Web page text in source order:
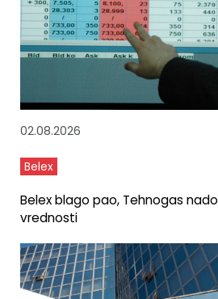
02.08.2026
Belex
Belex blago pao, Tehnogas
vrednosti